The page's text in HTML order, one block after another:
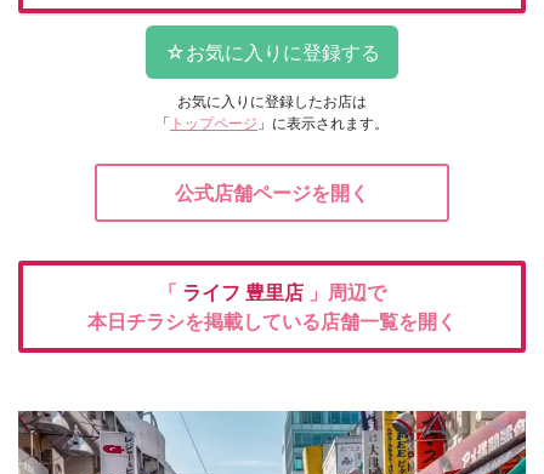
お気に入りに登録したお店は
「 トップページ 」に表示されます。
公式店舗ページを開く
「 ライフ 豊里店 」周辺で
本日チラシを掲載している店舗一覧を開く